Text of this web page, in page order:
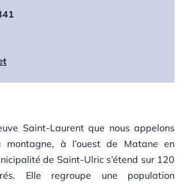
Saint-Laurent que nous appelons
à l’ouest de Matane en
de Saint-Ulric s’étend sur 120
Elle regroupe une population